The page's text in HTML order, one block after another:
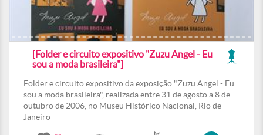
[Folder e circuito expositivo "Zuzu Angel - Eu
sou a moda brasileira"]
Folder e circuito expositivo da exposição "Zuzu Angel - Eu
sou a moda brasileira", realizada entre 31 de agosto a 8 de
outubro de 2006, no Museu Histórico Nacional, Rio de
Janeiro